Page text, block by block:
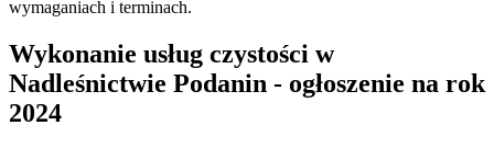
wymaganiach i terminach.
Wykonanie usług czystości w
Nadleśnictwie Podanin - ogłoszenie na rok
2024